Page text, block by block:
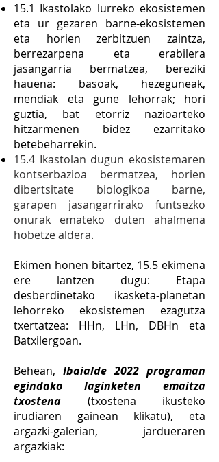
15.1 Ikastolako lurreko ekosistemen
eta ur gezaren barne-ekosistemen
eta horien zerbitzuen zaintza,
berrezarpena eta erabilera
jasangarria bermatzea, bereziki
hauena: basoak, hezeguneak,
mendiak eta gune lehorrak; hori
guztia, bat etorriz nazioarteko
hitzarmenen bidez ezarritako
betebeharrekin.
15.4 Ikastolan dugun ekosistemaren
kontserbazioa bermatzea, horien
dibertsitate biologikoa barne,
garapen jasangarrirako funtsezko
onurak emateko duten ahalmena
hobetze aldera.
Ekimen honen bitartez, 15.5 ekimena
ere lantzen dugu: Etapa
desberdinetako ikasketa-planetan
lehorreko ekosistemen ezagutza
txertatzea: HHn, LHn, DBHn eta
Batxilergoan.
Behean, Ibaialde 2022 programan
egindako laginketen emaitza
txostena (txostena ikusteko
irudiaren gainean klikatu), eta
argazki-galerian, jardueraren
argazkiak: